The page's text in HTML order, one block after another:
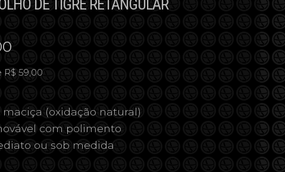
DE TIGRE RETANGULAR
R$ 59,00
maciça (oxidação natural)
com polimento
ou sob medida